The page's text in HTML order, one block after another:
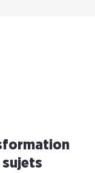
sujets